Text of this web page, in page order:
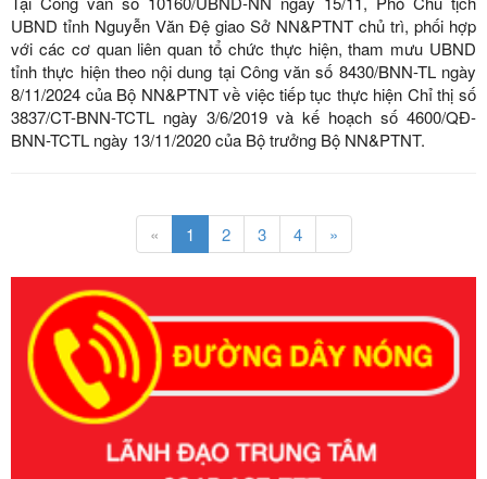
UBND tỉnh Nguyễn Văn Đệ giao Sở NN&PTNT chủ trì, phối hợp
với các cơ quan liên quan tổ chức thực hiện, tham mưu UBND
tỉnh thực hiện theo nội dung tại Công văn số 8430/BNN-TL ngày
8/11/2024 của Bộ NN&PTNT về việc tiếp tục thực hiện Chỉ thị số
3837/CT-BNN-TCTL ngày 3/6/2019 và kế hoạch số 4600/QĐ-
BNN-TCTL ngày 13/11/2020 của Bộ trưởng Bộ NN&PTNT.
« 1 2 3 4 »